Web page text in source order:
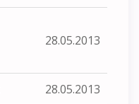
28.05.2013
28.05.2013